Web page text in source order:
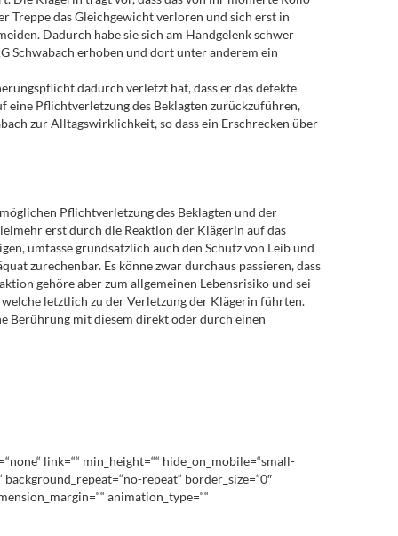
Treppe das Gleichgewicht verloren und sich erst in
Dadurch habe sie sich am Handgelenk schwer
Schwabach erhoben und dort unter anderem ein
dadurch verletzt hat, dass er das defekte
Pflichtverletzung des Beklagten zurückzuführen,
zur Alltagswirklichkeit, so dass ein Erschrecken über
Pflichtverletzung des Beklagten und der
erst durch die Reaktion der Klägerin auf das
umfasse grundsätzlich auch den Schutz von Leib und
zurechenbar. Es könne zwar durchaus passieren, dass
gehöre aber zum allgemeinen Lebensrisiko und sei
letztlich zu der Verletzung der Klägerin führten.
Berührung mit diesem direkt oder durch einen
link=““ min_height=““ hide_on_mobile=“small-
repeat“ border_size=“0″
animation_type=““